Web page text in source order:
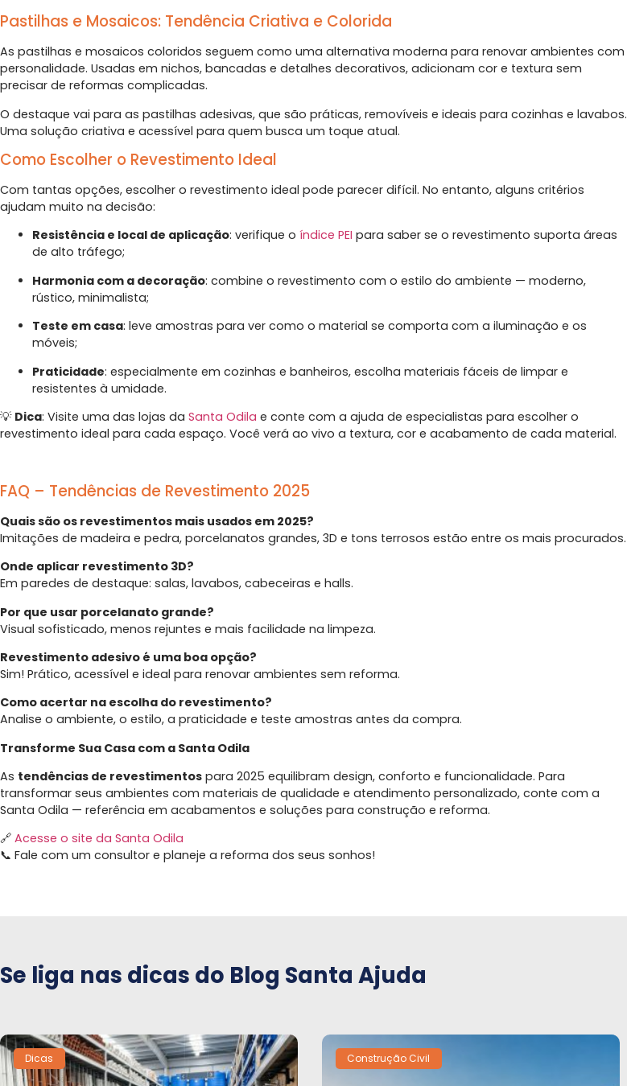
Pastilhas e Mosaicos: Tendência Criativa e Colorida
As pastilhas e mosaicos coloridos seguem como uma alternativa moderna para renovar ambientes com
personalidade. Usadas em nichos, bancadas e detalhes decorativos, adicionam cor e textura sem
precisar de reformas complicadas.
O destaque vai para as pastilhas adesivas, que são práticas, removíveis e ideais para cozinhas e lavabos.
Uma solução criativa e acessível para quem busca um toque atual.
Como Escolher o Revestimento Ideal
Com tantas opções, escolher o revestimento ideal pode parecer difícil. No entanto, alguns critérios
ajudam muito na decisão:
Resistência e local de aplicação: verifique o índice PEI para saber se o revestimento suporta áreas
de alto tráfego;
Harmonia com a decoração: combine o revestimento com o estilo do ambiente — moderno,
rústico, minimalista;
Teste em casa: leve amostras para ver como o material se comporta com a iluminação e os
móveis;
Praticidade: especialmente em cozinhas e banheiros, escolha materiais fáceis de limpar e
resistentes à umidade.
💡 Dica: Visite uma das lojas da Santa Odila e conte com a ajuda de especialistas para escolher o
revestimento ideal para cada espaço. Você verá ao vivo a textura, cor e acabamento de cada material.
FAQ – Tendências de Revestimento 2025
Quais são os revestimentos mais usados em 2025?
Imitações de madeira e pedra, porcelanatos grandes, 3D e tons terrosos estão entre os mais procurados.
Onde aplicar revestimento 3D?
Em paredes de destaque: salas, lavabos, cabeceiras e halls.
Por que usar porcelanato grande?
Visual sofisticado, menos rejuntes e mais facilidade na limpeza.
Revestimento adesivo é uma boa opção?
Sim! Prático, acessível e ideal para renovar ambientes sem reforma.
Como acertar na escolha do revestimento?
Analise o ambiente, o estilo, a praticidade e teste amostras antes da compra.
Transforme Sua Casa com a Santa Odila
As tendências de revestimentos para 2025 equilibram design, conforto e funcionalidade. Para
transformar seus ambientes com materiais de qualidade e atendimento personalizado, conte com a
Santa Odila — referência em acabamentos e soluções para construção e reforma.
🔗 Acesse o site da Santa Odila
📞 Fale com um consultor e planeje a reforma dos seus sonhos!
Se liga nas dicas do Blog Santa Ajuda
Dicas Construção Civil